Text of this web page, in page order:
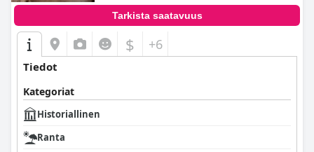
Tarkista saatavuus
$ +6
Tiedot
Kategoriat
Historiallinen
Ranta